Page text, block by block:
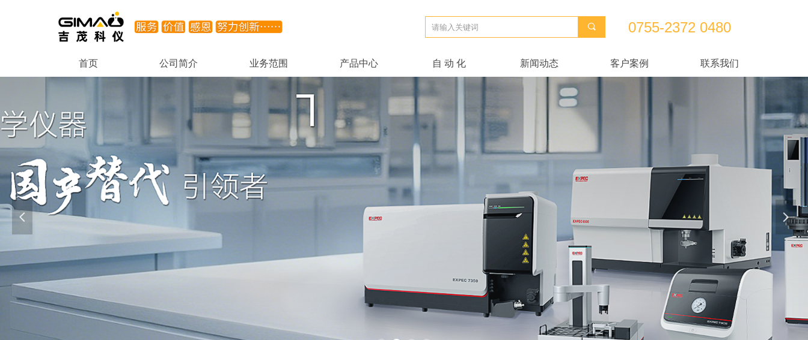
넳 넲
首页 公司简介 业务范围 产品中心
产品中心
自 动 化 新闻动态 客户案例 联系我们
끠 0755-2372 0480